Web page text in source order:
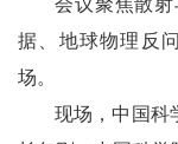
会议聚焦散
据、地球物理反
场。
现场，中国科